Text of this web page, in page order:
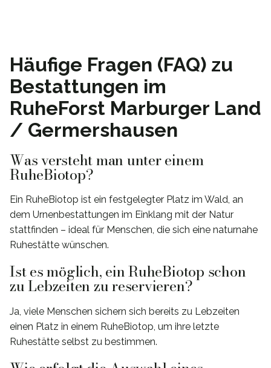
Häufige Fragen (FAQ) zu
Bestattungen im
RuheForst Marburger Land
/ Germershausen
Was versteht man unter einem
RuheBiotop?
Ein RuheBiotop ist ein festgelegter Platz im Wald, an
dem Urnenbestattungen im Einklang mit der Natur
stattfinden – ideal für Menschen, die sich eine naturnahe
Ruhestätte wünschen.
Ist es möglich, ein RuheBiotop schon
zu Lebzeiten zu reservieren?
Ja, viele Menschen sichern sich bereits zu Lebzeiten
einen Platz in einem RuheBiotop, um ihre letzte
Ruhestätte selbst zu bestimmen.